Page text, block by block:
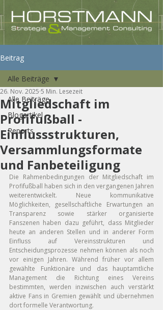
Beitrag
Alle Beiträge
Blogartikel
Reports
Alle Beiträge
Mitgliedschaft im
Profifußball -
Einflussstrukturen,
Versammlungsformate
und Fanbeteiligung
26. Nov. 2025 5 Min. Lesezeit
Die Rahmenbedingungen der Mitgliedschaft im
Profifußball haben sich in den vergangenen Jahren
weiterentwickelt. Neue kommunikative
Möglichkeiten, gesellschaftliche Erwartungen an
Transparenz sowie stärker organisierte
Fanszenen haben dazu geführt, dass Mitglieder
heute an anderen Stellen und in anderer Form
Einfluss auf Vereinsstrukturen und
Entscheidungsprozesse nehmen können als noch
vor einigen Jahren. Während früher vor allem
gewählte Funktionäre und das hauptamtliche
Management die Richtung eines Vereins
bestimmten, werden inzwischen auch verstärkt
aktive Fans in Gremien gewählt und übernehmen
dort formelle Verantwortung.